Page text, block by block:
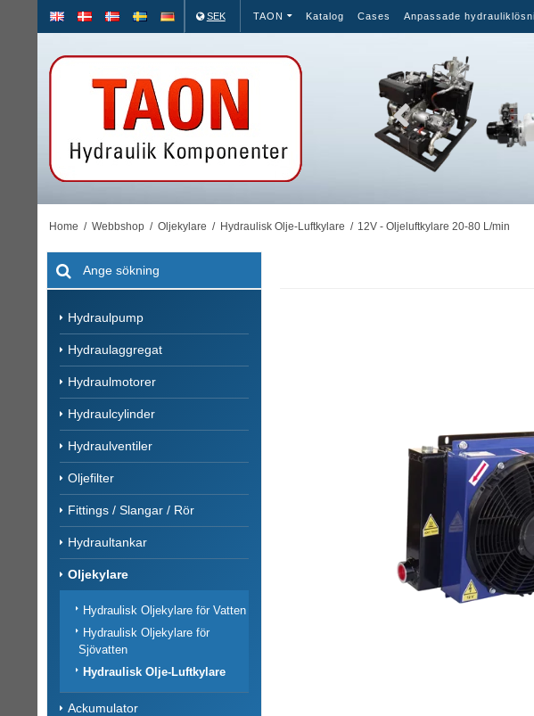
SEK TAON Katalog Cases Anpassade
Home / Webbshop / Oljekylare / Hydraulisk Olje-Luftkylare / 12V - Oljeluftkylare 20-80 L/min
Hydraulpump
Hydraulaggregat
Hydraulmotorer
Hydraulcylinder
Hydraulventiler
Oljefilter
Fittings / Slangar / Rör
Hydraultankar
Oljekylare
Hydraulisk Oljekylare för Vatten
Hydraulisk Oljekylare för
Sjövatten
Hydraulisk Olje-Luftkylare
Ackumulator